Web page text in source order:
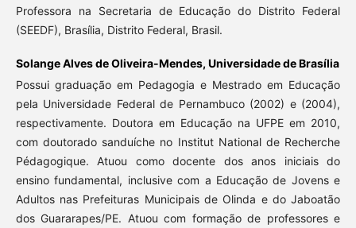
Professora na Secretaria de Educação do Distrito Federal
(SEEDF), Brasília, Distrito Federal, Brasil.
Solange Alves de Oliveira-Mendes, Universidade de Brasília
Possui graduação em Pedagogia e Mestrado em Educação
pela Universidade Federal de Pernambuco (2002) e (2004),
respectivamente. Doutora em Educação na UFPE em 2010,
com doutorado sanduíche no Institut National de Recherche
Pédagogique. Atuou como docente dos anos iniciais do
ensino fundamental, inclusive com a Educação de Jovens e
Adultos nas Prefeituras Municipais de Olinda e do Jaboatão
dos Guararapes/PE. Atuou com formação de professores e